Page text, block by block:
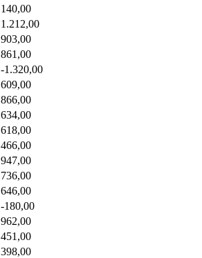
140,00
1.212,00
903,00
861,00
-1.320,00
609,00
866,00
634,00
618,00
466,00
947,00
736,00
646,00
-180,00
962,00
451,00
398,00